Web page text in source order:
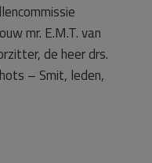
mr. E.M.T. van
de heer drs.
– Smit, leden,